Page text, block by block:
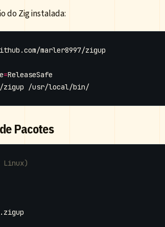
do Zig instalada:
=
Pacotes
Linux)